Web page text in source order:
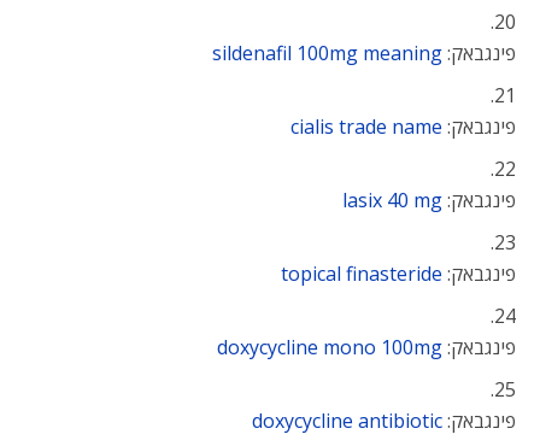
פינגבאק:sildenafil 100mg meaning
פינגבאק: cialis trade name
פינגבאק:lasix 40 mg
פינגבאק: topical finasteride
פינגבאק:doxycycline mono 100mg
פינגבאק:doxycycline antibiotic